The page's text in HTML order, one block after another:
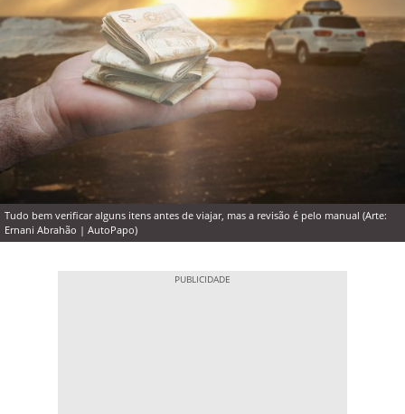
Tudo bem verificar alguns itens antes de viajar, mas a revisão é pelo manual (Arte:
Ernani Abrahão | AutoPapo)